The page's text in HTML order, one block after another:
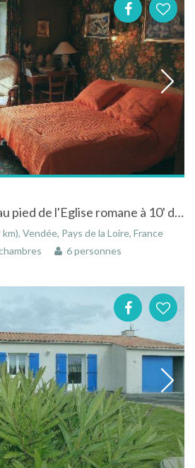
L'Abbaye aux fleurs au pied de l'Eglise romane à 10' des plages de La Tranche/mer et Longeville
Vendée, Pays de la Loire, France
6 personnes